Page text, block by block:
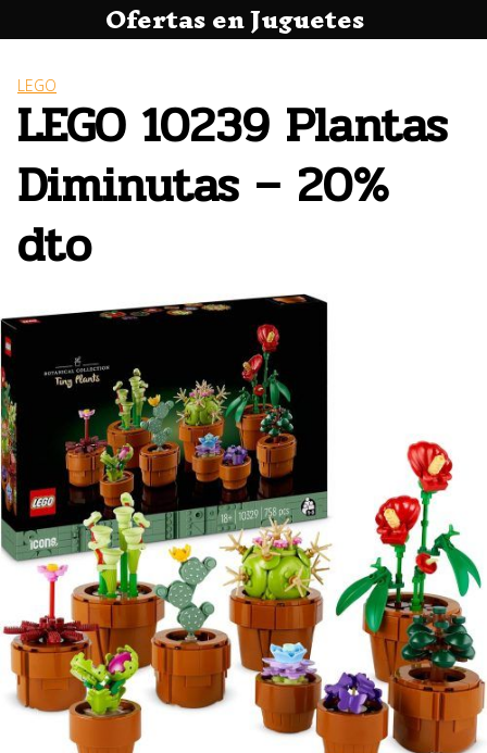
al
Ofertas en Juguetes
LEGO
LEGO 10239 Plantas
Diminutas – 20%
dto